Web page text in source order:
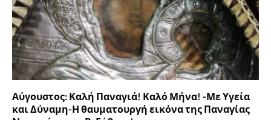
Αύγουστος: Καλή Παναγιά! Καλό Μήνα! -Με Υγεία
και Δύναμη-Η θαυματουργή εικόνα της Παναγίας